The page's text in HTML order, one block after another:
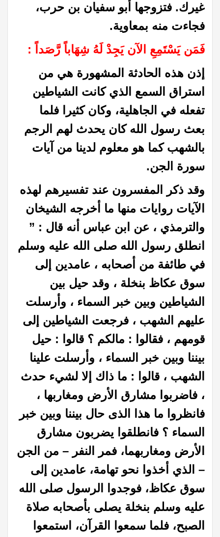
غيرك. فتزوجها أبو سفيان بن حرب،
فجاءت منه بمعاوية.
فَمَن يَسْتَمِعِ الآن يَجِدْ لَهُ شِهَاباً رَّصَداً :
إذن هذه الحادثة المشهورة هي من
استراق السمع الذي كانت الشياطين
تفعله في الجاهلية، وكان كثيرا فلما
بعث رسول الله كان يحدث لهم الرجم
بالشهب كما هو معلوم لدينا من آيات
سورة الجن.
وقد ذكر المفسرون عند تفسيرهم لهذه
الآيات روايات منها ما أخرجه الشيخان
والترمذي ، عن ابن عباس أنه قال : ”
انطلق رسول الله صلى الله عليه وسلم
في طائفة من أصحابه ، عامدين إلى
سوق عكاظ بنخلة ، وقد حيل بين
الشياطين وبين خبر السماء ، وأرسلت
عليهم الشهب ، فرجعت الشياطين إلى
قومهم ، فقالوا : مالكم ؟ قالوا : حيل
بيننا وبين خبر السماء ، وأرسلت علينا
الشهب ، قالوا : ما ذاك إلا لشيء حدث
، فاضربوا مشارق الأرض ومغاربها ،
فانظروا ما هذا الذى حال بيننا وبين خبر
السماء ؟ فانطلقوا يضربون مشارق
الأرض ومغاربهما، فمر النفر – من الجن
– الذي أخذوا نحو تهامة، عامدين إلى
سوق عكاظ، فوجدوا الرسول صلى الله
عليه وسلم بنخلة يصلى بأصحابه صلاة
الصبح، فلما سمعوا القرآن، استمعوا